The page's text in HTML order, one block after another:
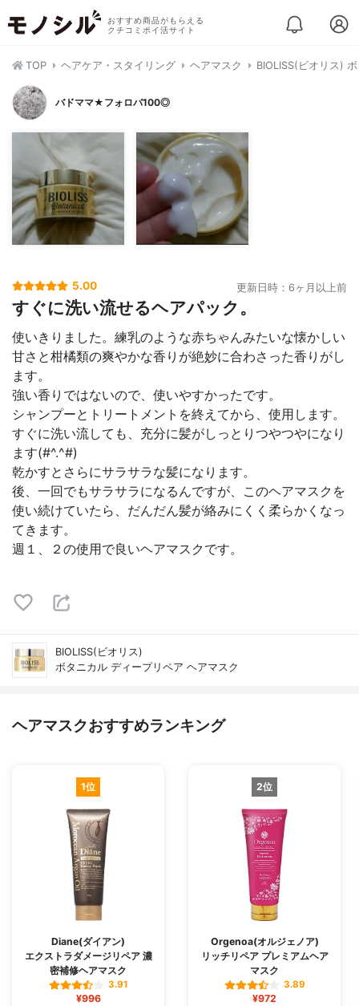
おすすめ商品がもらえる
クチコミポイ活サイト
TOP ヘアケア・スタイリング ヘアマスク BIOLISS(ビオリス)
バドママ★フォロバ100◎
5.00 更新日時：6ヶ月以上前
すぐに洗い流せるヘアパック。
使いきりました。練乳のような赤ちゃんみたいな懐かしい
甘さと柑橘類の爽やかな香りが絶妙に合わさった香りがし
ます。
強い香りではないので、使いやすかったです。
シャンプーとトリートメントを終えてから、使用します。
すぐに洗い流しても、充分に髪がしっとりつやつやになり
ます(#^.^#)
乾かすとさらにサラサラな髪になります。
後、一回でもサラサラになるんですが、このヘアマスクを
使い続けていたら、だんだん髪が絡みにくく柔らかくなっ
てきます。
週１、２の使用で良いヘアマスクです。
BIOLISS(ビオリス)
ボタニカル ディープリペア ヘアマスク
ヘアマスクおすすめランキング
1位
Diane(ダイアン)
エクストラダメージリペア 濃
密補修ヘアマスク
3.91
¥996
2位
Orgenoa(オルジェノア)
リッチリペア プレミアムヘア
マスク
3.89
¥972